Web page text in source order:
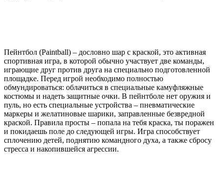
Пейнтбол (Paintball) – дословно шар с краской, это активная
спортивная игра, в которой обычно участвует две команды,
играющие друг против друга на специально подготовленной
площадке. Перед игрой необходимо полностью
обмундироваться: облачиться в специальные камуфляжные
костюмы и надеть защитные очки. В пейнтболе нет оружия и
пуль, но есть специальные устройства – пневматические
маркеры и желатиновые шарики, заправленные безвредной
краской. Правила просты – попала на тебя краска, ты поражен
и покидаешь поле до следующей игры. Игра способствует
сплочению детей, поднятию командного духа, а также сбросу
стресса и накопившейся агрессии.